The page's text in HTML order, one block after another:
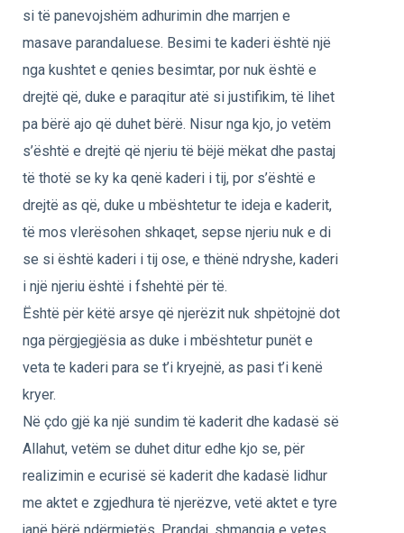
si të panevojshëm adhurimin dhe marrjen e
masave parandaluese. Besimi te kaderi është një
nga kushtet e qenies besimtar, por nuk është e
drejtë që, duke e paraqitur atë si justifikim, të lihet
pa bërë ajo që duhet bërë. Nisur nga kjo, jo vetëm
s’është e drejtë që njeriu të bëjë mëkat dhe pastaj
të thotë se ky ka qenë kaderi i tij, por s’është e
drejtë as që, duke u mbështetur te ideja e kaderit,
të mos vlerësohen shkaqet, sepse njeriu nuk e di
se si është kaderi i tij ose, e thënë ndryshe, kaderi
i një njeriu është i fshehtë për të.
Është për këtë arsye që njerëzit nuk shpëtojnë dot
nga përgjegjësia as duke i mbështetur punët e
veta te kaderi para se t’i kryejnë, as pasi t’i kenë
kryer.
Në çdo gjë ka një sundim të kaderit dhe kadasë së
Allahut, vetëm se duhet ditur edhe kjo se, për
realizimin e ecurisë së kaderit dhe kadasë lidhur
me aktet e zgjedhura të njerëzve, vetë aktet e tyre